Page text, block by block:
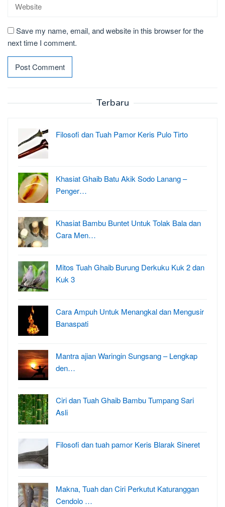
Save my name, email, and website in this browser for the
next time I comment.
Terbaru
Filosofi dan Tuah Pamor Keris Pulo Tirto
Khasiat Ghaib Batu Akik Sodo Lanang –
Penger…
Khasiat Bambu Buntet Untuk Tolak Bala dan
Cara Men…
Mitos Tuah Ghaib Burung Derkuku Kuk 2 dan
Kuk 3
Cara Ampuh Untuk Menangkal dan Mengusir
Banaspati
Mantra ajian Waringin Sungsang – Lengkap
den…
Ciri dan Tuah Ghaib Bambu Tumpang Sari
Asli
Filosofi dan tuah pamor Keris Blarak Sineret
Makna, Tuah dan Ciri Perkutut Katuranggan
Cendolo …